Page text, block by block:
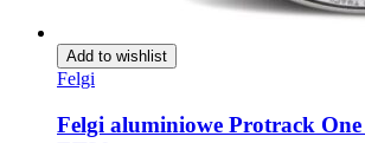
Add to wishlist
Felgi
Felgi aluminiowe Protrack One